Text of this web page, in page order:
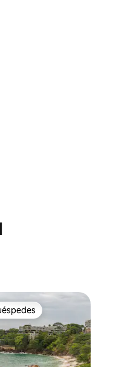
preferido